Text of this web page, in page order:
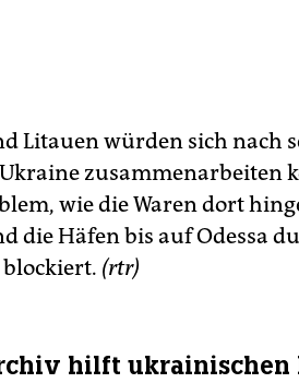
Litauen würden sich nach
zusammenarbeiten
wie die Waren dort
die Häfen bis auf Odessa
(rtr)
hilft ukrainischen